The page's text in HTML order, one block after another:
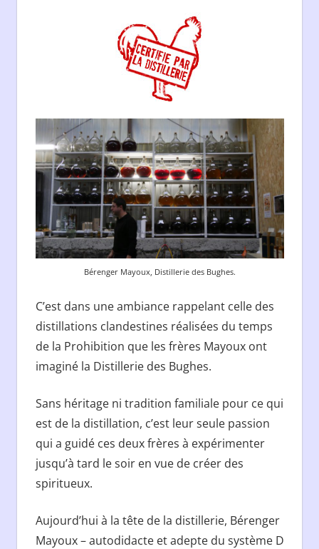
Bérenger Mayoux, Distillerie des Bughes.
C’est dans une ambiance rappelant celle des
distillations clandestines réalisées du temps
de la Prohibition que les frères Mayoux ont
imaginé la Distillerie des Bughes.
Sans héritage ni tradition familiale pour ce qui
est de la distillation, c’est leur seule passion
qui a guidé ces deux frères à expérimenter
jusqu’à tard le soir en vue de créer des
spiritueux.
Aujourd’hui à la tête de la distillerie, Bérenger
Mayoux – autodidacte et adepte du système D